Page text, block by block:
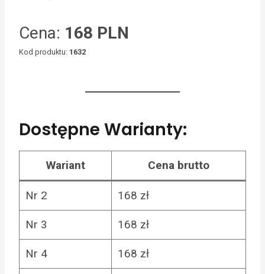
Cena: 168 PLN
Kod produktu: 1632
Dostępne Warianty:
Wariant Cena brutto
Nr 2 168 zł
Nr 3 168 zł
Nr 4 168 zł